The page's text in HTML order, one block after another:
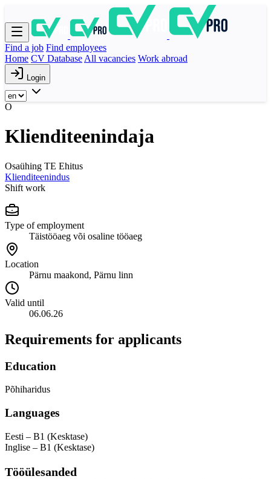
Find a job Find employees
Home CV Database All vacancies Work abroad
Login
O
Klienditeenindaja
Osaühing TE Ehitus
Klienditeenindus
Shift work
Type of employment
Täistööaeg või osaline tööaeg
Location
Pärnu maakond, Pärnu linn
Valid until
06.06.26
Requirements for applicants
Education
Põhiharidus
Languages
Eesti – B1 (Kesktase)
Inglise – B1 (Kesktase)
Tööülesanded